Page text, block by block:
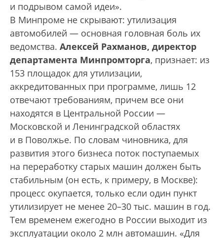
и подрывом самой идеи».
В Минпроме не скрывают: утилизация
автомобилей — основная головная боль их
ведомства. Алексей Рахманов, директор
департамента Минпромторга, признает: из
153 площадок для утилизации,
аккредитованных при программе, лишь 12
отвечают требованиям, причем все они
находятся в Центральной России —
Московской и Ленинградской областях
и в Поволжье. По словам чиновника, для
развития этого бизнеса поток поступаемых
на переработку старых машин должен быть
стабильным (он есть, к примеру, в Москве):
процесс окупается, только если один пункт
утилизирует не менее 20–30 тыс. машин в год.
Тем временем ежегодно в России выходит из
эксплуатации около 2 млн автомашин. «Для